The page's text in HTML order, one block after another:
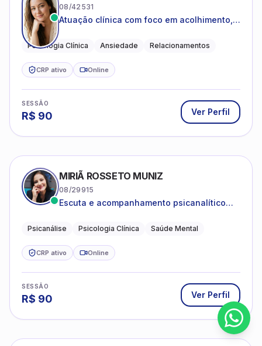
08/42531
Atuação clínica com foco em acolhimento,
Psicologia Clínica Ansiedade Relacionamentos
CRP ativo Online
SESSÃO
R$ 90 Ver Perfil
MIRIÃ ROSSETO MUNIZ
08/29915
Escuta e acompanhamento psicanalítico
Psicanálise Psicologia Clínica Saúde Mental
CRP ativo Online
SESSÃO
R$ 90 Ver Perfil